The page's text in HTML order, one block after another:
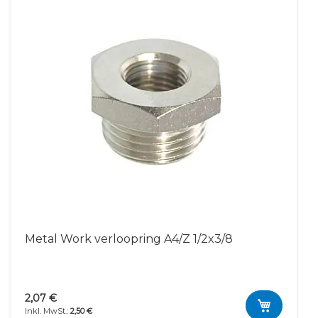
Metal Work verloopring A4/Z 1/2x3/8
2,50 €
2,07 €